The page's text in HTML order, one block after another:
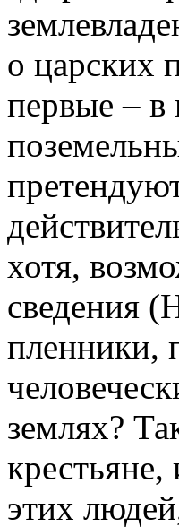
о царских
первые – в
хотя,
сведения (
пленники,
землях?
этих